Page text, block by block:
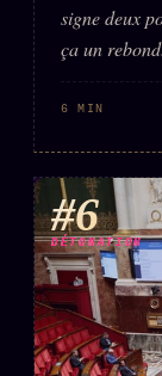
signe deux
ça un rebond.
6 MIN
#6
DÉTONATION